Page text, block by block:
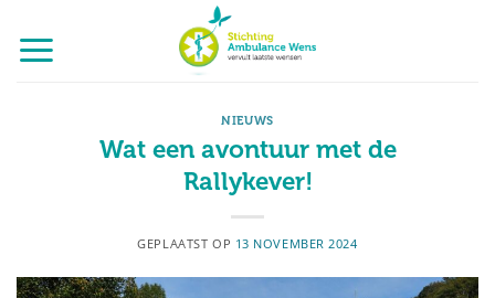
naar
inhoud
NIEUWS
Wat een avontuur met de
Rallykever!
GEPLAATST OP 13 NOVEMBER 2024